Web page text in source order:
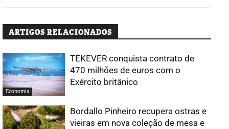
ARTIGOS RELACIONADOS
Economia
TEKEVER conquista contrato de
470 milhões de euros com o
Exército britânico
Bordallo Pinheiro recupera ostras e
vieiras em nova coleção de mesa e